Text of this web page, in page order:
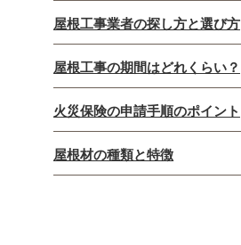
屋根工事業者の探し方と選び方
屋根工事の期間はどれくらい？
火災保険の申請手順のポイント
屋根材の種類と特徴